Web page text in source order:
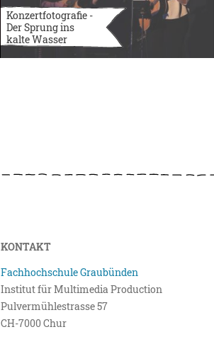
Konzertfotografie -
Der Sprung ins
kalte Wasser
KONTAKT
Fachhochschule Graubünden
Institut für Multimedia Production
Pulvermühlestrasse 57
CH-7000 Chur